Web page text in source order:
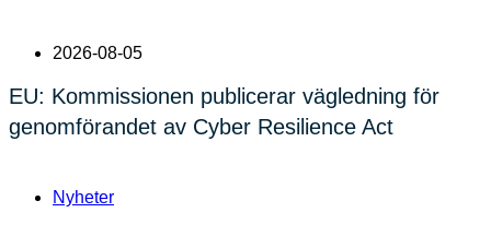
2026-08-05
EU: Kommissionen publicerar vägledning för
genomförandet av Cyber Resilience Act
Nyheter